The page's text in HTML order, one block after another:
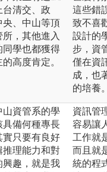
台清交、政
央、中山等頂
所，其他進入
同學也都獲得
高度肯定。
這些錯
致不喜
設計的
步，資
僅在資
成，也
的培養。
山資管系的學
具備何種專長
實只要有良好
推理能力和對
興趣，就是我
資訊管
容易讓
工作就
而且就
統的程